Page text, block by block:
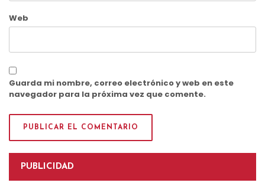
Web
Guarda mi nombre, correo electrónico y web en este
navegador para la próxima vez que comente.
PUBLICIDAD